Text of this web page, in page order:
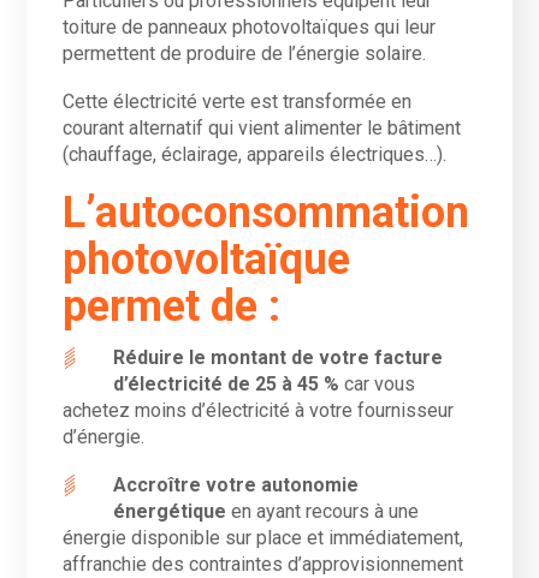
toiture de panneaux photovoltaïques qui leur
permettent de produire de l’énergie solaire.
Cette électricité verte est transformée en
courant alternatif qui vient alimenter le bâtiment
(chauffage, éclairage, appareils électriques…).
L’autoconsommation
photovoltaïque
permet de :
Réduire le montant de votre facture
d’électricité de 25 à 45 % car vous
achetez moins d’électricité à votre fournisseur
d’énergie.
Accroître votre autonomie
énergétique en ayant recours à une
énergie disponible sur place et immédiatement,
affranchie des contraintes d’approvisionnement